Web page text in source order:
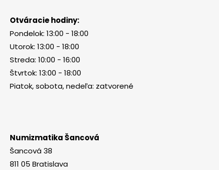
Otváracie hodiny:
Pondelok: 13:00 - 18:00
Utorok: 13:00 - 18:00
Streda: 10:00 - 16:00
Štvrtok: 13:00 - 18:00
Piatok, sobota, nedeľa: zatvorené
Numizmatika Šancová
Šancová 38
811 05 Bratislava